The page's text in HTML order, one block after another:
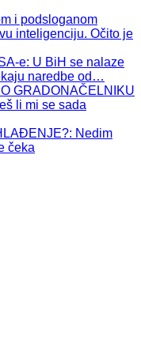
i podsloganom
inteligenciju. Očito je
e: U BiH se nalaze
naredbe od…
GRADONAČELNIKU
li mi se sada
Nedim
čeka